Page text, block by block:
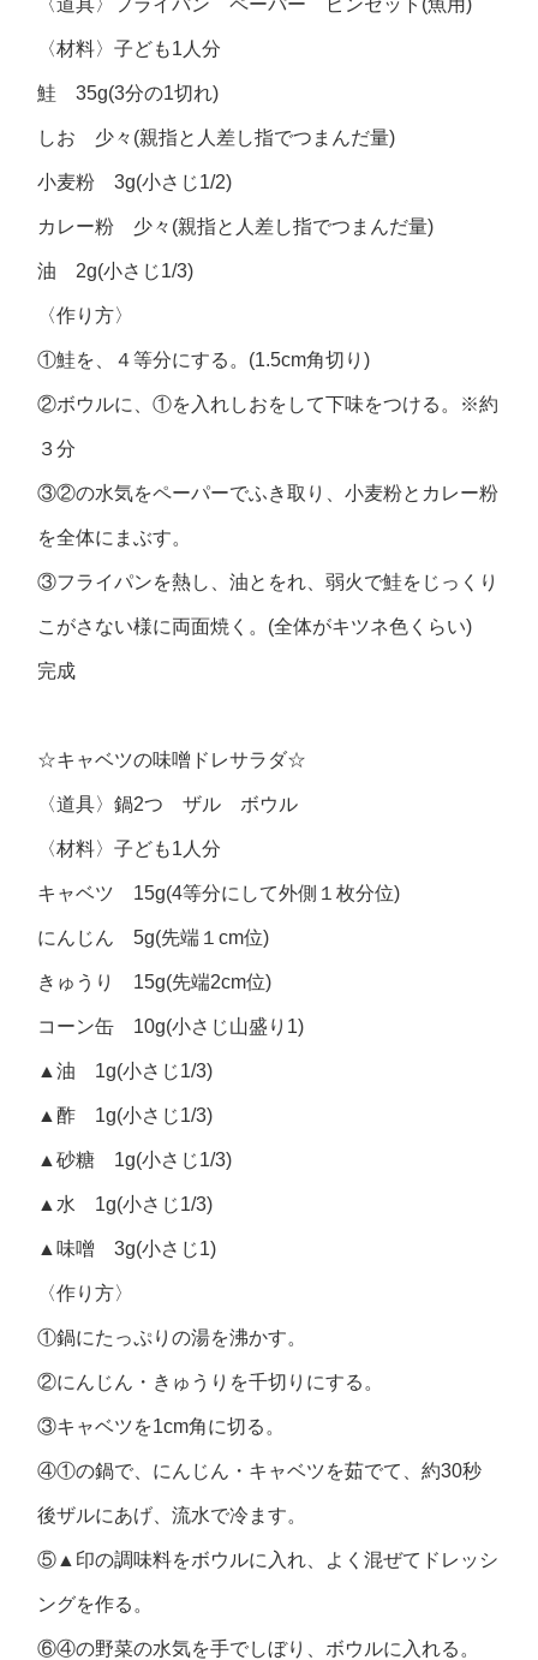
〈道具〉フライパン ペーパー ピンセット(魚用)
〈材料〉子ども1人分
鮭 35g(3分の1切れ)
しお 少々(親指と人差し指でつまんだ量)
小麦粉 3g(小さじ1/2)
カレー粉 少々(親指と人差し指でつまんだ量)
油 2g(小さじ1/3)
〈作り方〉
①鮭を、４等分にする。(1.5cm角切り)
②ボウルに、①を入れしおをして下味をつける。※約
３分
③②の水気をペーパーでふき取り、小麦粉とカレー粉
を全体にまぶす。
③フライパンを熱し、油とをれ、弱火で鮭をじっくり
こがさない様に両面焼く。(全体がキツネ色くらい)
完成
☆キャベツの味噌ドレサラダ☆
〈道具〉鍋2つ ザル ボウル
〈材料〉子ども1人分
キャベツ 15g(4等分にして外側１枚分位)
にんじん 5g(先端１cm位)
きゅうり 15g(先端2cm位)
コーン缶 10g(小さじ山盛り1)
▲油 1g(小さじ1/3)
▲酢 1g(小さじ1/3)
▲砂糖 1g(小さじ1/3)
▲水 1g(小さじ1/3)
▲味噌 3g(小さじ1)
〈作り方〉
①鍋にたっぷりの湯を沸かす。
②にんじん・きゅうりを千切りにする。
③キャベツを1cm角に切る。
④①の鍋で、にんじん・キャベツを茹でて、約30秒
後ザルにあげ、流水で冷ます。
⑤▲印の調味料をボウルに入れ、よく混ぜてドレッシ
ングを作る。
⑥④の野菜の水気を手でしぼり、ボウルに入れる。